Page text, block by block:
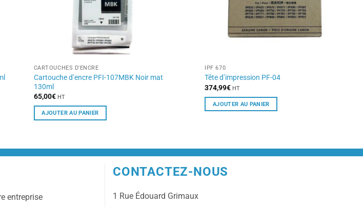
CARTOUCHES D'ENCRE
Cartouche d’encre PFI-107MBK Noir mat
130ml
65,00€ HT
AJOUTER AU PANIER
IPF 670
Tête d’impression PF-04
374,99€ HT
AJOUTER AU PANIER
entreprise
CONTACTEZ-NOUS
1 Rue Édouard Grimaux